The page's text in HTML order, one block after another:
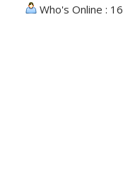
Who's Online : 16